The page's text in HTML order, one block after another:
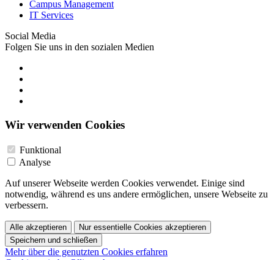
Campus Management
IT Services
Social Media
Folgen Sie uns in den sozialen Medien
Wir verwenden Cookies
Funktional
Analyse
Auf unserer Webseite werden Cookies verwendet. Einige sind
notwendig, während es uns andere ermöglichen, unsere Webseite zu
verbessern.
Alle akzeptieren
Nur essentielle Cookies akzeptieren
Speichern und schließen
Mehr über die genutzten Cookies erfahren